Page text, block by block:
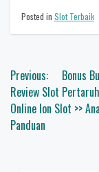
Posted in Slot Terbaik
Navigasi
pos
Previous:
Bonus
Review Slot
Online Ion Slot >>
Panduan